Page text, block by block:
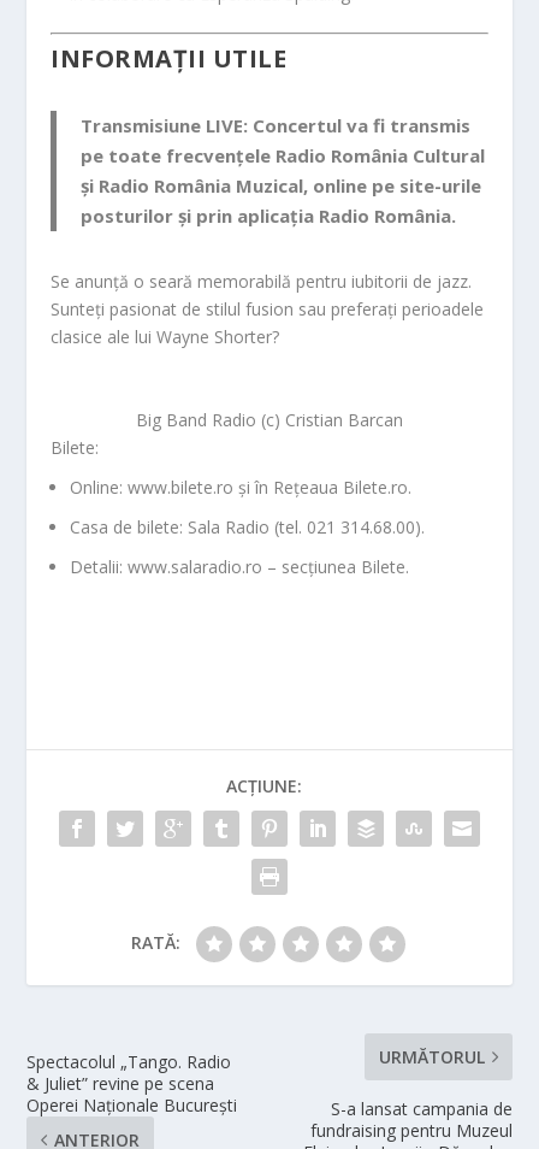
INFORMAȚII UTILE
Transmisiune LIVE: Concertul va fi transmis
pe toate frecvențele Radio România Cultural
și Radio România Muzical, online pe site-urile
posturilor și prin aplicația Radio România.
Se anunță o seară memorabilă pentru iubitorii de jazz.
Sunteți pasionat de stilul fusion sau preferați perioadele
clasice ale lui Wayne Shorter?
Big Band Radio (c) Cristian Barcan
Bilete:
Online: www.bilete.ro și în Rețeaua Bilete.ro.
Casa de bilete: Sala Radio (tel. 021 314.68.00).
Detalii: www.salaradio.ro – secțiunea Bilete.
ACȚIUNE:
RATĂ:
Spectacolul „Tango. Radio
& Juliet” revine pe scena
Operei Naționale București
ANTERIOR
URMĂTORUL
S-a lansat campania de
fundraising pentru Muzeul